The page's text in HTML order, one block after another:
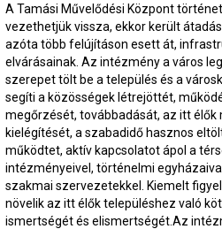
A Tamási Művelődési Központ
vezethetjük vissza, ekkor került
azóta több felújításon esett át,
elvárásainak. Az intézmény a város
szerepet tölt be a település és a
segíti a közösségek létrejöttét,
megőrzését, továbbadását, az itt élők
kielégítését, a szabadidő hasznos
működtet, aktív kapcsolatot ápol a
intézményeivel, történelmi
szakmai szervezetekkel. Kiemelt
növelik az itt élők településhez való
ismertségét és elismertségét.Az